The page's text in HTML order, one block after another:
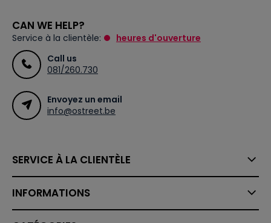
CAN WE HELP?
Service à la clientèle:
heures d'ouverture
Call us
081/260.730
Envoyez un email
info@ostreet.be
SERVICE À LA CLIENTÈLE
INFORMATIONS